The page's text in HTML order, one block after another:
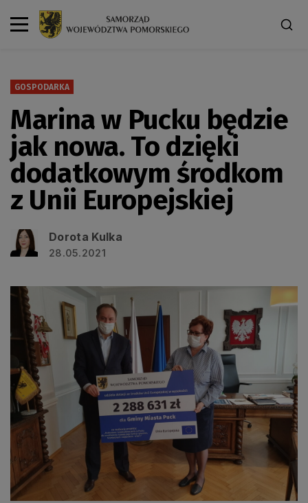
GOSPODARKA
Marina w Pucku będzie
jak nowa. To dzięki
dodatkowym środkom
z Unii Europejskiej
Dorota Kulka
28.05.2021